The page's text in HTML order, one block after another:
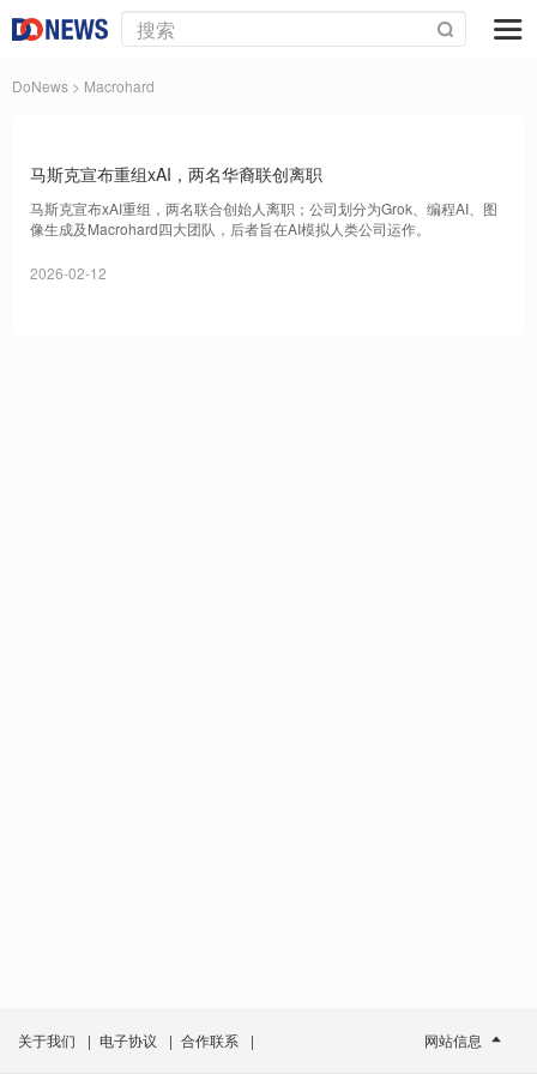
DoNews > Macrohard
马斯克宣布重组xAI，两名华裔联创离职
马斯克宣布xAI重组，两名联合创始人离职；公司划分为Grok、编程AI、图
像生成及Macrohard四大团队，后者旨在AI模拟人类公司运作。
2026-02-12
关于我们 | 电子协议 | 合作联系 | 网站信息